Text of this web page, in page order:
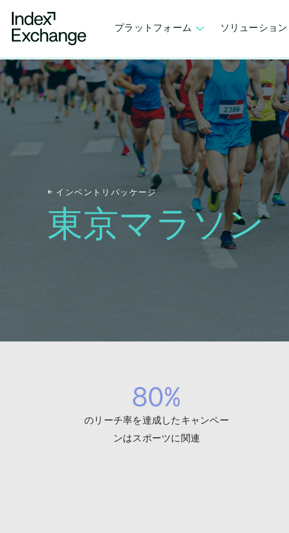
Index Exchange Home page
プラットフォーム ソリューション
インベントリパッケージ
東京マラソン
80%
のリーチ率を達成したキャンペー
ンはスポーツに関連